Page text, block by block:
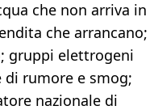
che non arriva in
che arrancano;
gruppi elettrogeni
di rumore e smog;
nazionale di